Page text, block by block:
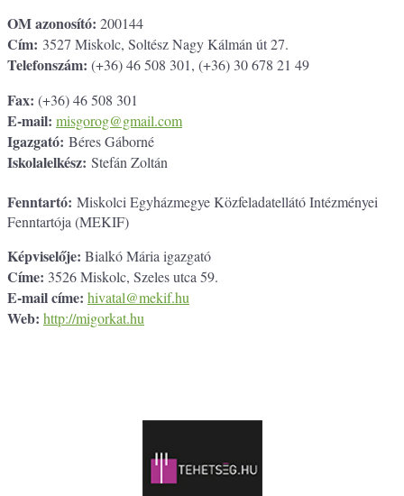
OM azonosító: 200144
Cím: 3527 Miskolc, Soltész Nagy Kálmán út 27.
Telefonszám: (+36) 46 508 301, (+36) 30 678 21 49
Fax: (+36) 46 508 301
E-mail: misgorog@gmail.com
Igazgató: Béres Gáborné
Iskolalelkész: Stefán Zoltán
Fenntartó: Miskolci Egyházmegye Közfeladatellátó Intézményei
Fenntartója (MEKIF)
Képviselője: Bialkó Mária igazgató
Címe: 3526 Miskolc, Szeles utca 59.
E-mail címe: hivatal@mekif.hu
Web: http://migorkat.hu